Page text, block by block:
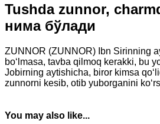
Tushda zunnor,
нима бўлади
ZUNNOR (ZUNNOR) Ibn Sirinning
bo‘lmasa, tavba qilmoq kerakki, bu
Jobirning aytishicha, biror kimsa
zunnorni kesib, otib yuborganini
You may also like...